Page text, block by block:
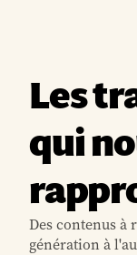
Les
qui
Des contenus à
génération à